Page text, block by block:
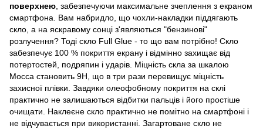
поверхнею, забезпечуючи максимальне зчеплення з екраном
смартфона. Вам набридло, що чохли-накладки піддягають
скло, а на яскравому сонці з'являються "бензинові"
розлучення? Тоді скло Full Glue - то що вам потрібно! Скло
забезпечує 100 % покриття екрану і відмінно захищає від
потертостей, подряпин і ударів. Міцність скла за шкалою
Мосса становить 9H, що в три рази перевищує міцність
захисної плівки. Завдяки олеофобному покриття на склі
практично не залишаються відбитки пальців і його простіше
очищати. Наклеєне скло практично не помітно на смартфоні і
не відчувається при використанні. Загартоване скло не